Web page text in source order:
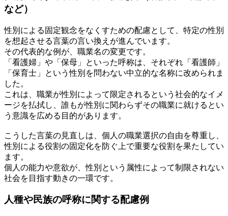
など）
性別による固定観念をなくすための配慮として、特定の性別
を想起させる言葉の言い換えが進んでいます。
その代表的な例が、職業名の変更です。
「看護婦」や「保母」といった呼称は、それぞれ「看護師」
「保育士」という性別を問わない中立的な名称に改められま
した。
これは、職業が性別によって限定されるという社会的なイメ
ージを払拭し、誰もが性別に関わらずその職業に就けるとい
う意識を広める目的があります。
こうした言葉の見直しは、個人の職業選択の自由を尊重し、
性別による役割の固定化を防ぐ上で重要な役割を果たしてい
ます。
個人の能力や意欲が、性別という属性によって制限されない
社会を目指す動きの一環です。
人種や民族の呼称に関する配慮例